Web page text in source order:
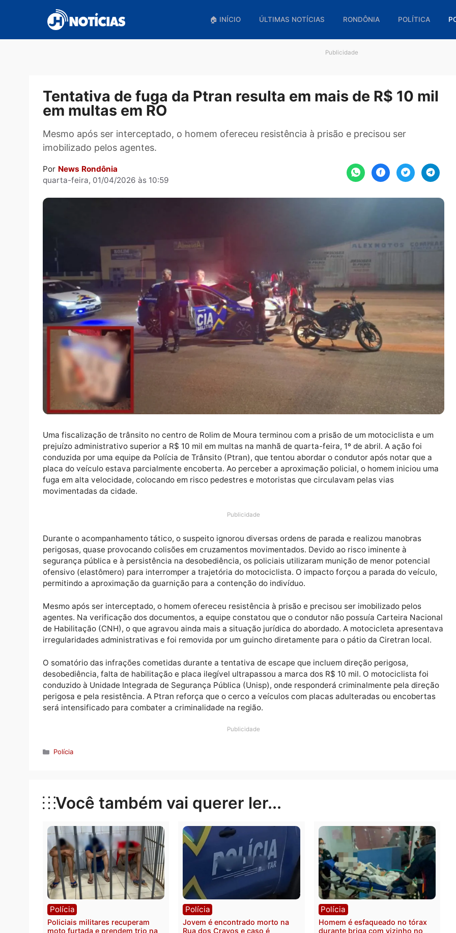
conteúdo
🏠 INÍCIO ÚLTIMAS NOTÍCIAS RONDÔNIA
Tentativa de fuga da Ptran resulta em mais de R$ 10
em multas em RO
Mesmo após ser interceptado, o homem ofereceu resistência à prisão e precisou ser
imobilizado pelos agentes.
News Rondônia
quarta-feira, 01/04/2026 às 10:59
Uma fiscalização de trânsito no centro de Rolim de Moura terminou com a prisão de um motociclista
prejuízo administrativo superior a R$ 10 mil em multas na manhã de quarta-feira, 1º de abril. A ação
fuga em alta velocidade, colocando em risco pedestres e motoristas que circulavam pelas vias
movimentadas da cidade.
Publicidade
perigosas, quase provocando colisões em cruzamentos movimentados. Devido ao risco iminente à
segurança pública e à persistência na desobediência, os policiais utilizaram munição de menor
ofensivo (elastômero) para interromper a trajetória do motociclista. O impacto forçou a parada do
permitindo a aproximação da guarnição para a contenção do indivíduo.
Mesmo após ser interceptado, o homem ofereceu resistência à prisão e precisou ser imobilizado
agentes. Na verificação dos documentos, a equipe constatou que o condutor não possuía Carteira
de Habilitação (CNH), o que agravou ainda mais a situação jurídica do abordado. A motocicleta
irregularidades administrativas e foi removida por um guincho diretamente para o pátio da Ciretran
desobediência, falta de habilitação e placa ilegível ultrapassou a marca dos R$ 10 mil. O
Publicidade
Categorias
Polícia
Você também vai querer ler...